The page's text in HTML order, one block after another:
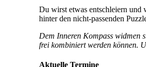
Du wirst etwas entschleiern und
hinter den nicht-passenden
Dem Inneren Kompass widmen
frei kombiniert werden können.
Aktuelle Termine